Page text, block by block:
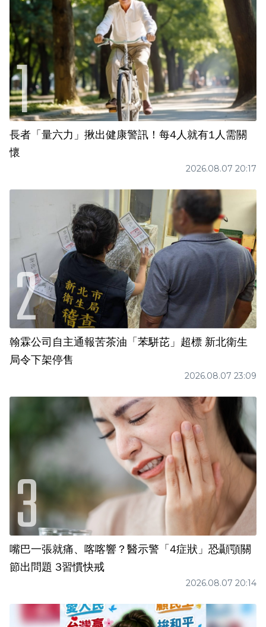
長者「量六力」揪出健康警訊！每4人就有1人需關
懷
2026.08.07 20:17
翰霖公司自主通報苦茶油「苯駢芘」超標 新北衛生
局令下架停售
2026.08.07 23:09
嘴巴一張就痛、喀喀響？醫示警「4症狀」恐顳顎關
節出問題 3習慣快戒
2026.08.07 20:14